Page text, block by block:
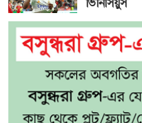
ভিনিসিয়ুস